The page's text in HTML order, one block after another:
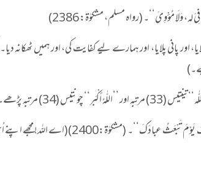
اور پانی پلایا، اور ہمارے لیے کفایت کی، اور ہمیں
(5) سونے سے پہلے تین دفعہ یہ دعا پڑھے: ’’اللّٰہُمَّ !